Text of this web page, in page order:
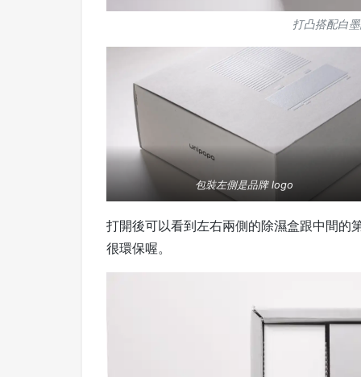
打凸搭配白
包裝左側是品牌 logo
打開後可以看到左右兩側的除濕盒跟中間的
很環保喔。